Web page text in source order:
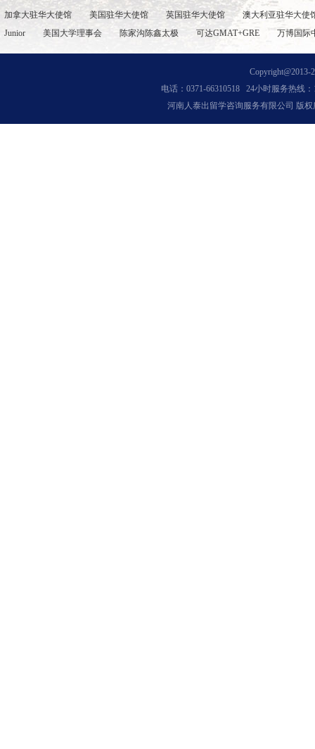
加拿大驻华大使馆 美国驻华大使馆 英国驻华大使馆
澳大利亚驻华大使
Junior
美国大学理事会 陈家沟陈鑫太极 可达GMAT+GRE 万博国际
Copyright@2013-
电话：0371-66310518 24小时服务热线：
河南人泰出留学咨询服务有限公司 版权